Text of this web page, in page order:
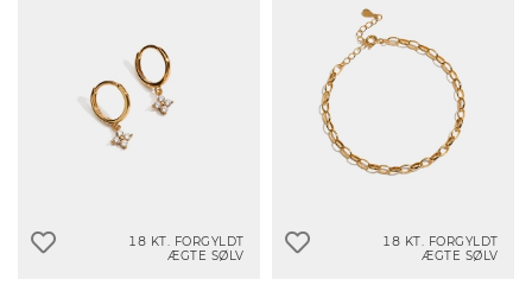
18 KT. FORGYLDT
ÆGTE SØLV
18 KT. FORGYLDT
ÆGTE SØLV